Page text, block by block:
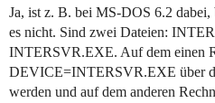
Ja, ist z. B. bei MS-DOS 6.2
es nicht. Sind zwei Dateien:
INTERSVR.EXE. Auf dem einen
DEVICE=INTERSVR.EXE über
werden und auf dem anderen